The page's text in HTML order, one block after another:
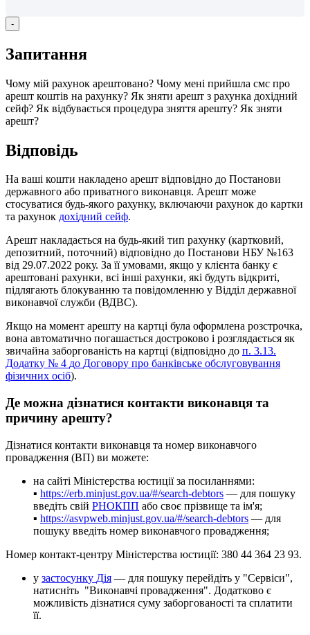
-
Запитання
Чому мій рахунок арештовано? Чому мені прийшла смс про
арешт коштів на рахунку? Як зняти арешт з рахунка дохідний
сейф? Як відбувається процедура зняття арешту? Як зняти
арешт?
Відповідь
На ваші кошти накладено арешт відповідно до Постанови
державного або приватного виконавця. Арешт може
стосуватися будь-якого рахунку, включаючи рахунок до картки
та рахунок дохідний сейф.
Арешт накладається на будь-який тип рахунку (картковий,
депозитний, поточний) відповідно до Постанови НБУ №163
від 29.07.2022 року. За її умовами, якщо у клієнта банку є
арештовані рахунки, всі інші рахунки, які будуть відкриті,
підлягають блокуванню та повідомленню у Відділ державної
виконавчої служби (ВДВС).
Якщо на момент арешту на картці була оформлена розстрочка,
вона автоматично погашається достроково і розглядається як
звичайна заборгованість на картці (відповідно до п. 3.13.
Додатку № 4 до Договору про банківське обслуговування
фізичних осіб).
Де можна дізнатися контакти виконавця та
причину арешту?
Дізнатися контакти виконавця та номер виконавчого
провадження (ВП) ви можете:
на сайті Міністерства юстиції за посиланнями:
▪ https://erb.minjust.gov.ua/#/search-debtors — для пошуку
введіть свій РНОКПП або своє прізвище та ім'я;
▪ https://asvpweb.minjust.gov.ua/#/search-debtors — для
пошуку введіть номер виконавчого провадження;
Номер контакт-центру Міністерства юстиції: 380 44 364 23 93.
у застосунку Дія — для пошуку перейдіть у "Сервіси",
натисніть "Виконавчі провадження". Додатково є
можливість дізнатися суму заборгованості та сплатити
її.